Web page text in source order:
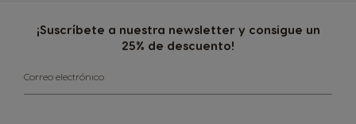
¡Suscríbete a nuestra newsletter y consigue un
25% de descuento!
Correo electrónico